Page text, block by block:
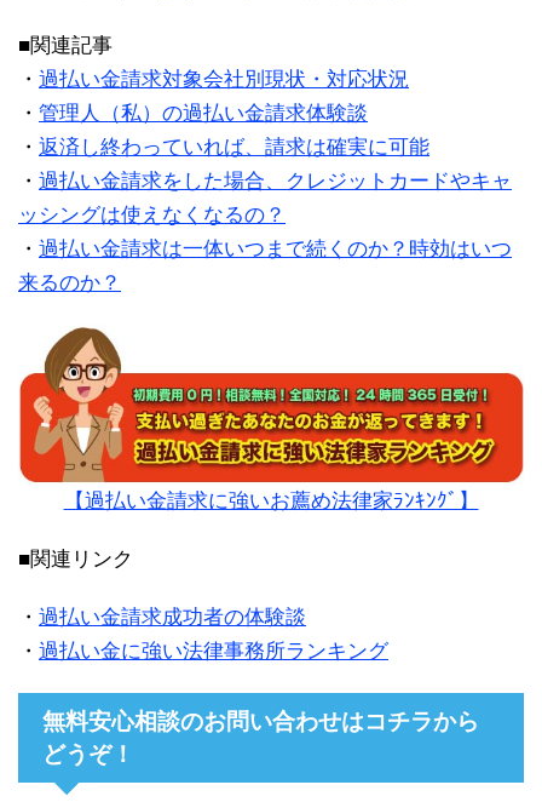
■関連記事
・ 過払い金請求対象会社別現状・対応状況
・ 管理人（私）の過払い金請求体験談
・ 返済し終わっていれば、請求は確実に可能
・ 過払い金請求をした場合、クレジットカードやキャ
ッシングは使えなくなるの？
・ 過払い金請求は一体いつまで続くのか？時効はいつ
来るのか？
【過払い金請求に強いお薦め法律家ﾗﾝｷﾝｸﾞ】
■関連リンク
・ 過払い金請求成功者の体験談
・ 過払い金に強い法律事務所ランキング
無料安心相談のお問い合わせはコチラから
どうぞ！